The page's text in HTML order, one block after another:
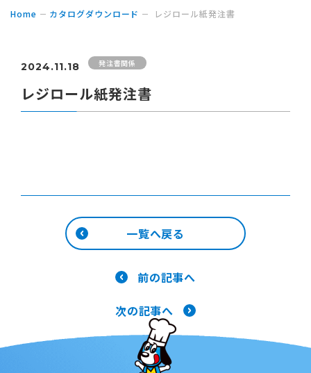
Home カタログダウンロード レジロール紙発注書
2024.11.18 発注書関係
レジロール紙発注書
一覧へ戻る
前の記事へ
次の記事へ